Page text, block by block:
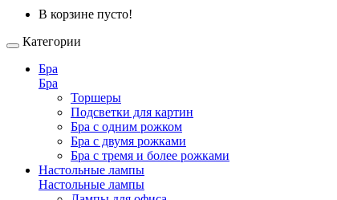
В корзине пусто!
Категории
Бра
Бра
Торшеры
Подсветки для картин
Бра с одним рожком
Бра с двумя рожками
Бра с тремя и более рожками
Настольные лампы
Настольные лампы